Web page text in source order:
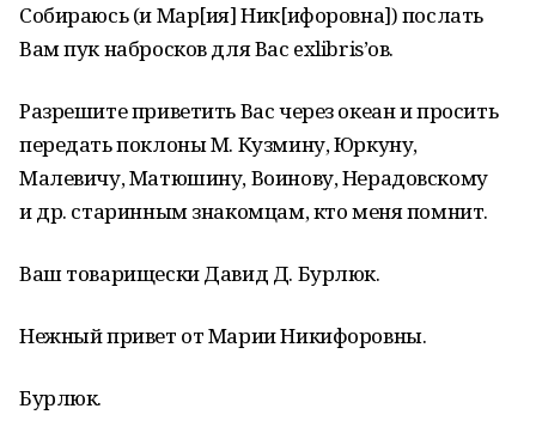
Собираюсь (и Мар[ия] Ник[ифоровна]) послать
Вам пук набросков для Вас exlibris’ов.
Разрешите приветить Вас через океан и просить
передать поклоны М. Кузмину, Юркуну,
Малевичу, Матюшину, Воинову, Нерадовскому
и др. старинным знакомцам, кто меня помнит.
Ваш товарищески Давид Д. Бурлюк.
Нежный привет от Марии Никифоровны.
Бурлюк.